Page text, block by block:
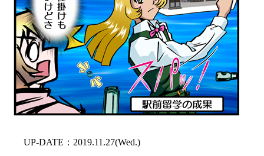
UP-DATE：2019.11.27(Wed.)